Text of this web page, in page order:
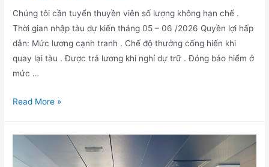
Chúng tôi cần tuyển thuyền viên số lượng không hạn chế .
Thời gian nhập tàu dự kiến tháng 05 – 06 /2026 Quyền lợi hấp
dẫn: Mức lương cạnh tranh . Chế độ thưởng cống hiến khi
quay lại tàu . Được trả lương khi nghỉ dự trữ . Đóng bảo hiểm ở
mức …
Read More »